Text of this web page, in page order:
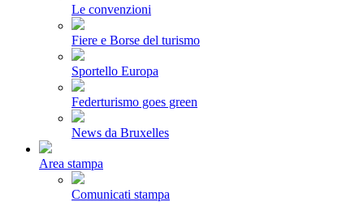
Le convenzioni
Fiere e Borse del turismo
Sportello Europa
Federturismo goes green
News da Bruxelles
Area stampa
Comunicati stampa